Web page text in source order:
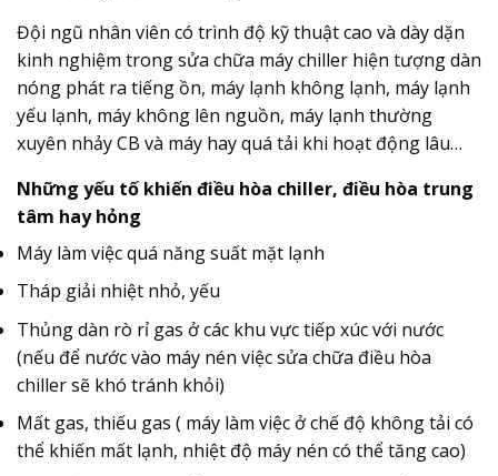
Đội ngũ nhân viên có trình độ kỹ thuật cao và dày dặn
kinh nghiệm trong sửa chữa máy chiller hiện tượng dàn
nóng phát ra tiếng ồn, máy lạnh không lạnh, máy lạnh
yếu lạnh, máy không lên nguồn, máy lạnh thường
xuyên nhảy CB và máy hay quá tải khi hoạt động lâu…
Những yếu tố khiến điều hòa chiller, điều hòa trung
tâm hay hỏng
Máy làm việc quá năng suất mặt lạnh
Tháp giải nhiệt nhỏ, yếu
Thủng dàn rò rỉ gas ở các khu vực tiếp xúc với nước
(nếu để nước vào máy nén việc sửa chữa điều hòa
chiller sẽ khó tránh khỏi)
Mất gas, thiếu gas ( máy làm việc ở chế độ không tải có
thể khiến mất lạnh, nhiệt độ máy nén có thể tăng cao)